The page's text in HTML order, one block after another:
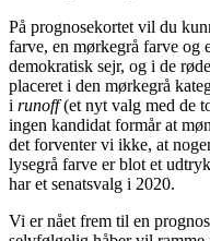
På prognosekortet vil du
farve, en mørkegrå farve og
demokratisk sejr, og i de
placeret i den mørkegrå
i runoff(et nyt valg med de
ingen kandidat formår at
det forventer vi ikke, at
lysegrå farve er blot et
har et senatsvalg i 2020.
Vi er nået frem til en